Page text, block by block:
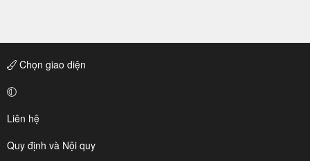
Chọn giao diện
Liên hệ
Quy định và Nội quy